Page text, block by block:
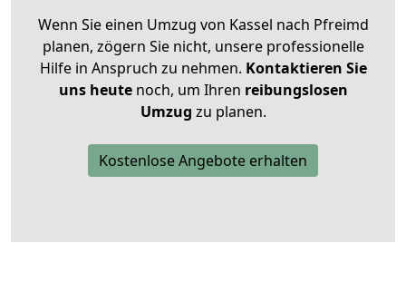
Wenn Sie einen Umzug von Kassel nach Pfreimd
planen, zögern Sie nicht, unsere professionelle
Hilfe in Anspruch zu nehmen. Kontaktieren Sie
uns heutenoch, um Ihren reibungslosen
Umzug zu planen.
Kostenlose Angebote erhalten